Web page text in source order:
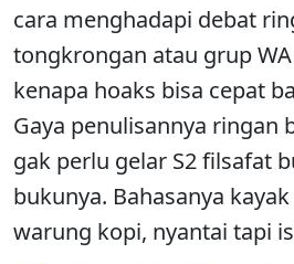
cara menghadapi debat
tongkrongan atau grup
kenapa hoaks bisa cepat
Gaya penulisannya ringan
gak perlu gelar S2 filsafat
bukunya. Bahasanya
warung kopi, nyantai tapi